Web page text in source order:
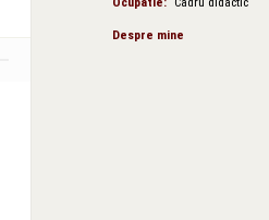
Despre mine